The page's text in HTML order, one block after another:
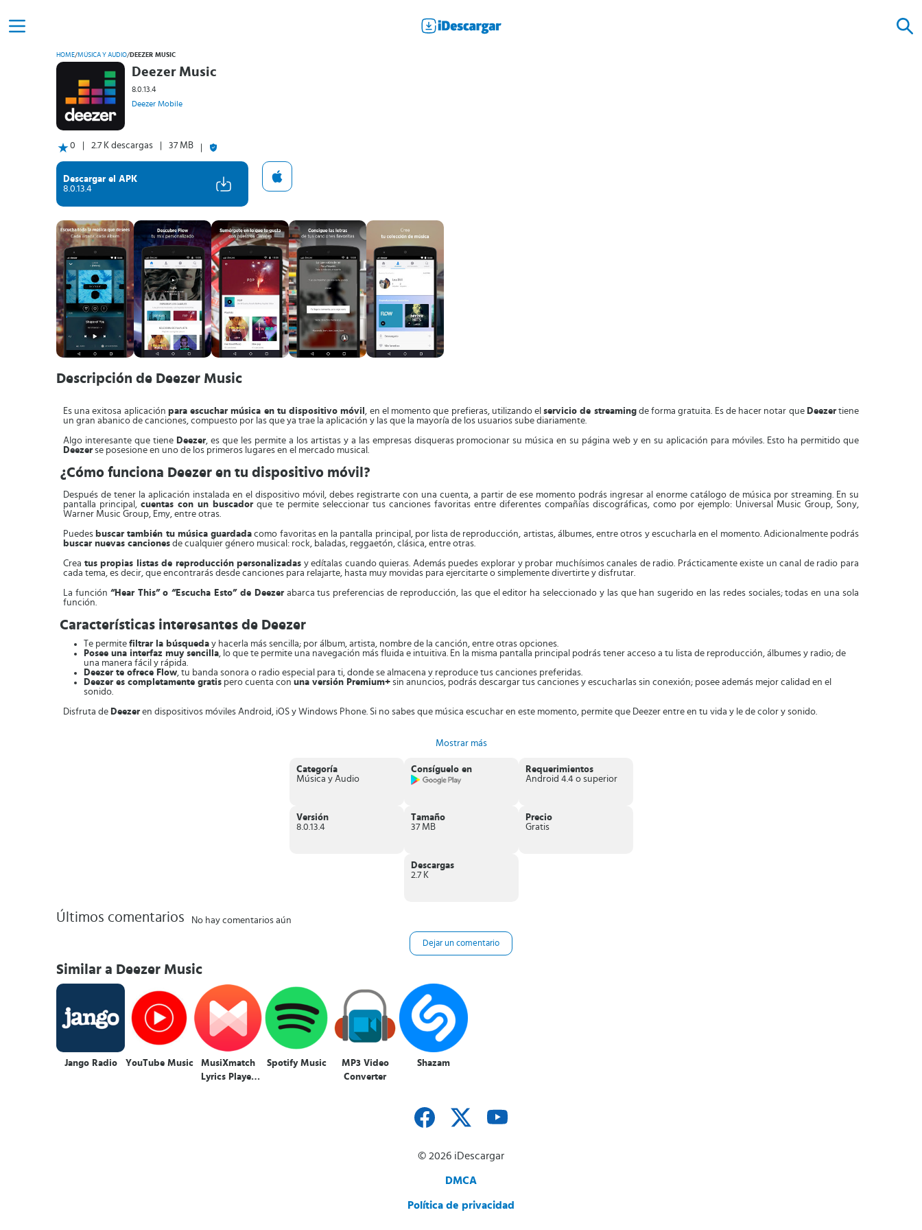
HOME/MÚSICA Y AUDIO/ DEEZER MUSIC
Deezer Music
8.0.13.4
Deezer Mobile
0 2.7 K descargas 37 MB
Descargar el APK
8.0.13.4
Descripción de Deezer Music
Es una exitosa aplicación para escuchar música en tu dispositivo móvil , en el momento que prefieras, utilizando elservicio de streamingde forma gratuita. Es de hacer notar que Deezertiene
un gran abanico de canciones, compuesto por las que ya trae la aplicación y las que la mayoría de los usuarios sube diariamente.
Algo interesante que tiene Deezer, es que les permite a los artistas y a las empresas disqueras promocionar su música en su página web y en su aplicación para móviles. Esto ha permitido que
Deezer se posesione en uno de los primeros lugares en el mercado musical.
¿Cómo funciona Deezer en tu dispositivo móvil?
Después de tener la aplicación instalada en el dispositivo móvil, debes registrarte con una cuenta, a partir de ese momento podrás ingresar al enorme catálogo de música por streaming. En su
pantalla principal, cuentas con un buscador que te permite seleccionar tus canciones favoritas entre diferentes compañías discográficas, como por ejemplo: Universal Music Group, Sony,
Warner Music Group, Emy, entre otras.
Puedes buscar también tu música guardada como favoritas en la pantalla principal, por lista de reproducción, artistas, álbumes, entre otros y escucharla en el momento. Adicionalmente podrás
buscar nuevas canciones de cualquier género musical: rock, baladas, reggaetón, clásica, entre otras.
Crea tus propias listas de reproducción personalizadas y edítalas cuando quieras. Además puedes explorar y probar muchísimos canales de radio. Prácticamente existe un canal de radio para
cada tema, es decir, que encontrarás desde canciones para relajarte, hasta muy movidas para ejercitarte o simplemente divertirte y disfrutar.
La función “Hear This” o “Escucha Esto” de Deezerabarca tus preferencias de reproducción, las que el editor ha seleccionado y las que han sugerido en las redes sociales; todas en una sola
función.
Características interesantes de Deezer
Te permite filtrar la búsqueda y hacerla más sencilla; por álbum, artista, nombre de la canción, entre otras opciones.
Posee una interfaz muy sencilla, lo que te permite una navegación más fluida e intuitiva. En la misma pantalla principal podrás tener acceso a tu lista de reproducción, álbumes y radio; de
una manera fácil y rápida.
Deezer te ofrece Flow, tu banda sonora o radio especial para ti, donde se almacena y reproduce tus canciones preferidas.
Deezer es completamente gratis pero cuenta con una versión Premium+ sin anuncios, podrás descargar tus canciones y escucharlas sin conexión; posee además mejor calidad en el
sonido.
Disfruta de Deezer en dispositivos móviles Android, iOS y Windows Phone. Si no sabes que música escuchar en este momento, permite que Deezer entre en tu vida y le de color y sonido.
Mostrar más
Categoría
Música y Audio
Consíguelo en
Requerimientos
Android 4.4 o superior
Versión
8.0.13.4
Tamaño
37 MB
Precio
Gratis
Descargas
2.7 K
Últimos comentarios No hay comentarios aún
Dejar un comentario
Similar a Deezer Music
Jango Radio YouTube Music
MusiXmatch
Lyrics Player
Spotify Music
MP3 Video
Converter
Shazam
© 2026 iDescargar
DMCA
Política de privacidad